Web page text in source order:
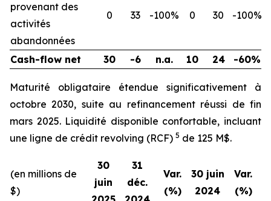
provenant des
activités
abandonnées
0 33 -100% 0 30 -100%
Cash-flow net 30 -6 n.a. 10 24 -60%
Maturité obligataire étendue significativement à
octobre 2030, suite au refinancement réussi de fin
mars 2025. Liquidité disponible confortable, incluant
une ligne de crédit revolving (RCF) 5 de 125 M$.
(en millions de
$)
30
juin
31
déc.
Var.
(%)
30 juin
2024
Var.
(%)